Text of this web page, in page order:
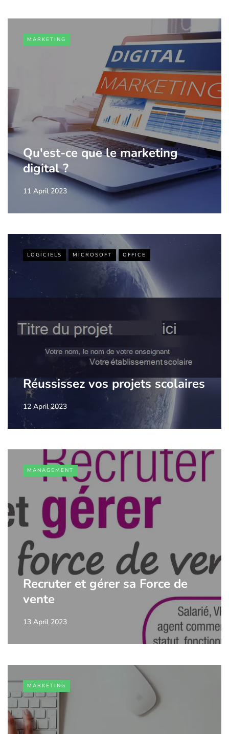
MARKETING
Qu'est-ce que le marketing
digital ?
11 April 2023
LOGICIELS MICROSOFT OFFICE
Réussissez vos projets scolaires
12 April 2023
MANAGEMENT
Recruter et gérer sa Force de
vente
13 April 2023
MARKETING